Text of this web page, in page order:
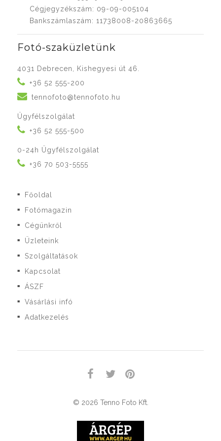
Cégjegyzékszám: 09-09-005104
Bankszámlaszám: 11738008-20863665
Fotó-szaküzletünk
4031 Debrecen, Kishegyesi út 46.
+36 52 555-200
tennofoto@tennofoto.hu
Ügyfélszolgálat
+36 52 555-500
0-24h Ügyfélszolgálat
+36 70 503-5555
■ Főoldal
■ Fotómagazin
■ Cégünkről
■ Üzleteink
■ Szolgáltatások
■ Kapcsolat
■ ÁSZF
■ Vásárlási infó
■ Adatkezelés
© 2026 Tenno Foto Kft.